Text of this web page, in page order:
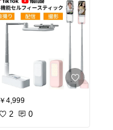
￥4,999
2 0